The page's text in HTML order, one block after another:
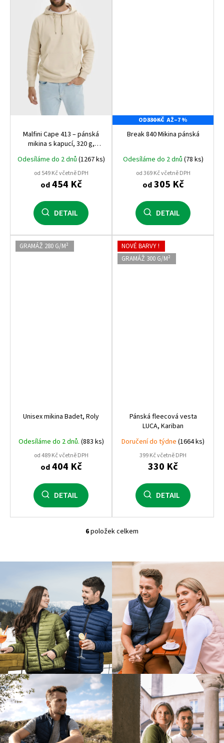
Malfini Cape 413 – pánská
mikina s kapucí, 320 g,
počesaná vnitřní strana,
nejprodávanější střih na trhu
Odesíláme do 2 dnů (1267 ks)
od 549 Kč včetně DPH
od454 Kč
DETAIL
OD330 KČ AŽ–7 %
Break 840 Mikina pánská
Odesíláme do 2 dnů (78 ks)
od 369 Kč včetně DPH
od305 Kč
DETAIL
GRAMÁŽ 280 G/M²
Unisex mikina Badet, Roly
Odesíláme do 2 dnů. (883 ks)
od 489 Kč včetně DPH
od404 Kč
DETAIL
NOVÉ BARVY !
GRAMÁŽ 300 G/M²
Pánská fleecová vesta
LUCA, Kariban
Doručení do týdne (1664 ks)
399 Kč včetně DPH
330 Kč
DETAIL
O
l
á
a
c
í
p
r
v
k
y
v
ý
p
i
s
u
6položek celkem